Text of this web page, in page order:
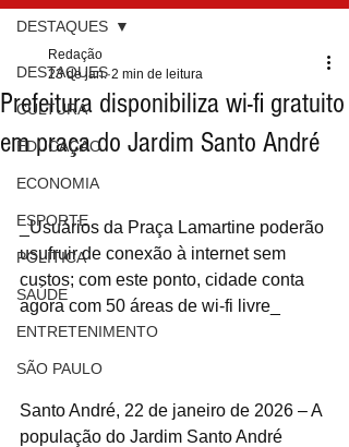
DESTAQUES
CULTURA
EDUCAÇÃO
ECONOMIA
ESPORTE
POLÍTICA
SAÚDE
ENTRETENIMENTO
SÃO PAULO
DESTAQUES
Prefeitura disponibiliza wi-fi gratuito
em praça do Jardim Santo André
Redação
23 de jan. 2 min de leitura
_Usuários da Praça Lamartine poderão
usufruir de conexão à internet sem
custos; com este ponto, cidade conta
agora com 50 áreas de wi-fi livre_
Santo André, 22 de janeiro de 2026 – A
população do Jardim Santo André